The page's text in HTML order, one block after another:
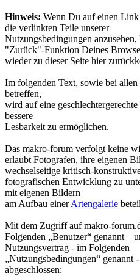
Hinweis: Wenn Du auf einen
die verlinkten Teile unserer
Nutzungsbedingungen
"Zurück"-Funktion Deines
wieder zu dieser Seite hier
Im folgenden Text, sowie bei
betreffen,
wird auf eine
bessere
Lesbarkeit zu ermöglichen.
Das makro-forum verfolgt keine
erlaubt Fotografen, ihre eigenen
wechselseitige kritisch-
fotografischen Entwicklung zu
mit eigenen Bildern
am Aufbau einerArtengalerie
Mit dem Zugriff auf makro-
Folgenden „Benutzer“ genannt –
Nutzungsvertrag - im Folgenden
„Nutzungsbedingungen“ genannt
abgeschlossen: